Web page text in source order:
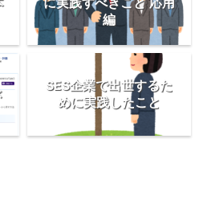
編
SES企業で出世するた
めに実践したこと